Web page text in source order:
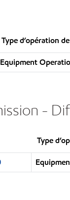
Type d’opération
Equipment
-
Type